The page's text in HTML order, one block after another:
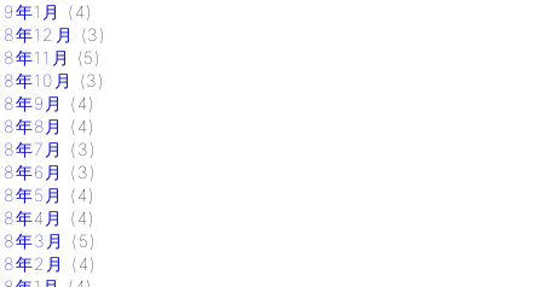
年1月
(4)
年12月
(3)
年11月
(5)
年10月
(3)
年9月
(4)
年8月
(4)
年7月
(3)
年6月
(3)
年5月
(4)
年4月
(4)
年3月
(5)
年2月
(4)